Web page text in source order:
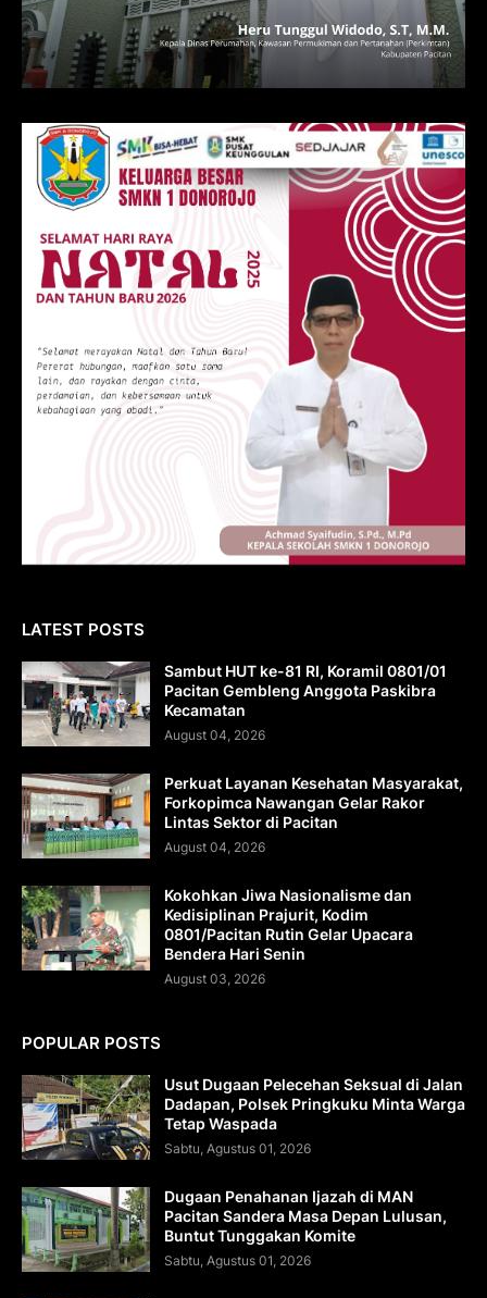
LATEST POSTS
Sambut HUT ke-81 RI, Koramil 0801/01
Pacitan Gembleng Anggota Paskibra
Kecamatan
August 04, 2026
Perkuat Layanan Kesehatan Masyarakat,
Forkopimca Nawangan Gelar Rakor
Lintas Sektor di Pacitan
August 04, 2026
Kokohkan Jiwa Nasionalisme dan
Kedisiplinan Prajurit, Kodim
0801/Pacitan Rutin Gelar Upacara
Bendera Hari Senin
August 03, 2026
POPULAR POSTS
Usut Dugaan Pelecehan Seksual di Jalan
Dadapan, Polsek Pringkuku Minta Warga
Tetap Waspada
Sabtu, Agustus 01, 2026
Dugaan Penahanan Ijazah di MAN
Pacitan Sandera Masa Depan Lulusan,
Buntut Tunggakan Komite
Sabtu, Agustus 01, 2026